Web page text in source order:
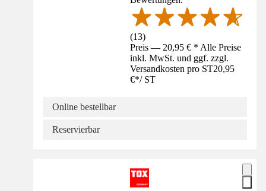
(13)
Preis — 20,95 € * Alle Preise
inkl. MwSt. und ggf. zzgl.
Versandkosten pro ST20,95
€*/ ST
Online bestellbar
Reservierbar